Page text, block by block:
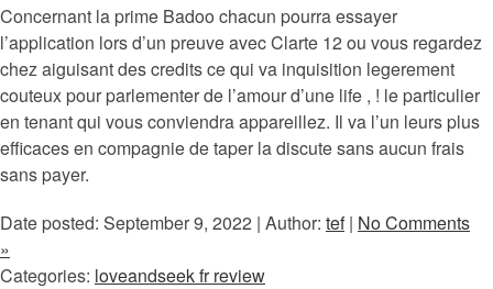
Concernant la prime Badoo chacun pourra essayer
l’application lors d’un preuve avec Clarte 12 ou vous regardez
chez aiguisant des credits ce qui va inquisition legerement
couteux pour parlementer de l’amour d’une life , ! le particulier
en tenant qui vous conviendra appareillez. Il va l’un leurs plus
efficaces en compagnie de taper la discute sans aucun frais
sans payer.
Date posted: September 9, 2022 | Author: tef| No Comments
»
Categories: loveandseek fr review